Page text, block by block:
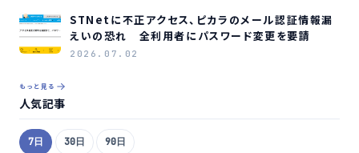
STNetに不正アクセス、ピカラのメール認証情報漏
えいの恐れ 全利用者にパスワード変更を要請
2026.07.02
もっと見る
人気記事
7日 30日 90日